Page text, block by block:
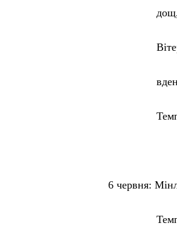
дощ,
Вітер
вдень
6 червня: